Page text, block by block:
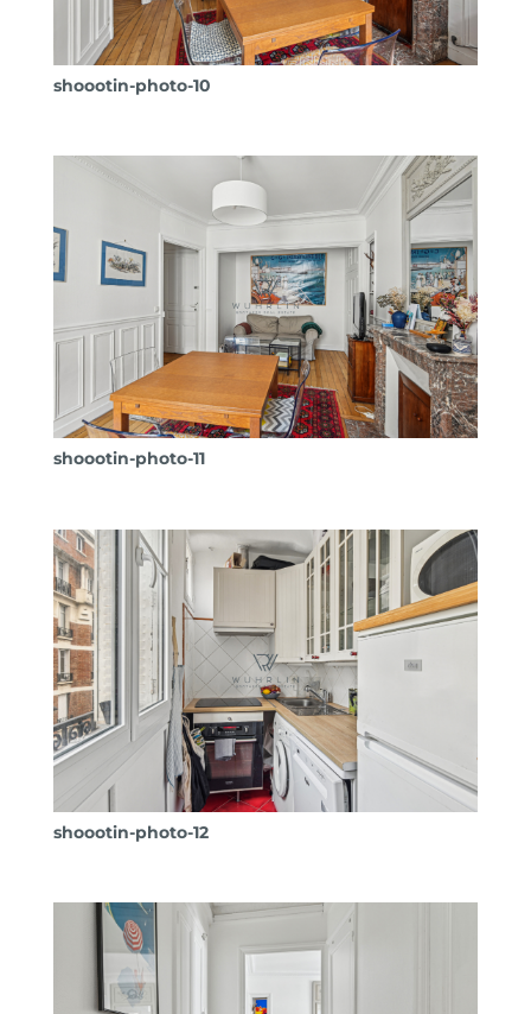
shoootin-photo-10
shoootin-photo-11
shoootin-photo-12